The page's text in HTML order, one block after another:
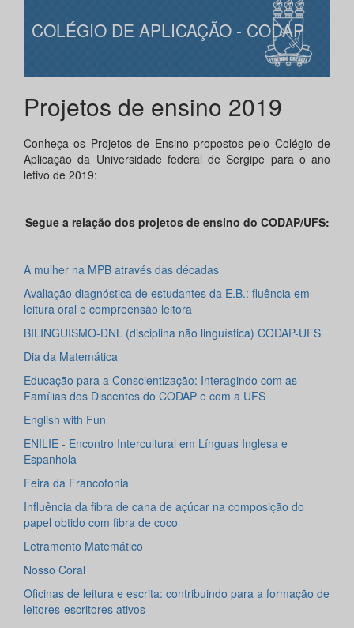
COLÉGIO DE APLICAÇÃO - CODAP
Projetos de ensino 2019
Conheça os Projetos de Ensino propostos pelo Colégio de
Aplicação da Universidade federal de Sergipe para o ano
letivo de 2019:
Segue a relação dos projetos de ensino do CODAP/UFS:
A mulher na MPB através das décadas
Avaliação diagnóstica de estudantes da E.B.: fluência em
leitura oral e compreensão leitora
BILINGUISMO-DNL (disciplina não linguística) CODAP-UFS
Dia da Matemática
Educação para a Conscientização: Interagindo com as
Famílias dos Discentes do CODAP e com a UFS
English with Fun
ENILIE - Encontro Intercultural em Línguas Inglesa e
Espanhola
Feira da Francofonia
Influência da fibra de cana de açúcar na composição do
papel obtido com fibra de coco
Letramento Matemático
Nosso Coral
Oficinas de leitura e escrita: contribuindo para a formação de
leitores-escritores ativos